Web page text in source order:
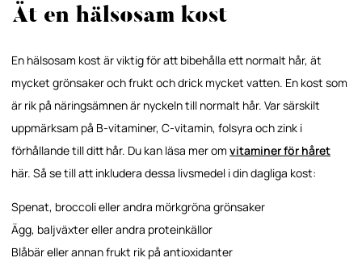
Ät en hälsosam kost
En hälsosam kost är viktig för att bibehålla ett normalt hår, ät
mycket grönsaker och frukt och drick mycket vatten. En kost som
är rik på näringsämnen är nyckeln till normalt hår. Var särskilt
uppmärksam på B-vitaminer, C-vitamin, folsyra och zink i
förhållande till ditt hår. Du kan läsa mer om vitaminer för håret
här. Så se till att inkludera dessa livsmedel i din dagliga kost:
Spenat, broccoli eller andra mörkgröna grönsaker
Ägg, baljväxter eller andra proteinkällor
Blåbär eller annan frukt rik på antioxidanter